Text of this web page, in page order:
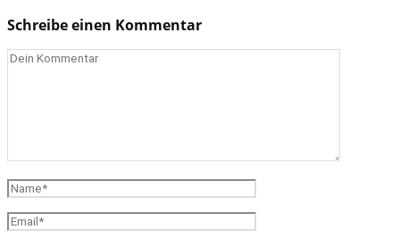
Schreibe einen Kommentar